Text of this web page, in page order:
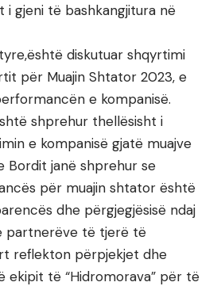
i gjeni të bashkangjitura në
diskutuar shqyrtimi
për Muajin Shtator 2023, e
e kompanisë.
shprehur thellësisht i
e kompanisë gjatë muajve
Bordit janë shprehur se
për muajin shtator është
dhe përgjegjësisë ndaj
partnerëve të tjerë të
reflekton përpjekjet dhe
ekipit të “Hidromorava” për të